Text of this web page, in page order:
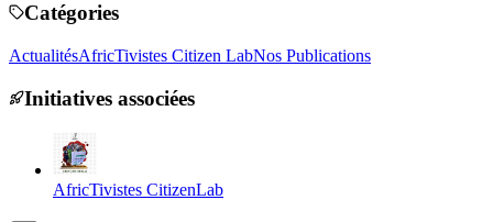
Catégories
ActualitésAfricTivistes Citizen LabNos Publications
Initiatives associées
AfricTivistes CitizenLab